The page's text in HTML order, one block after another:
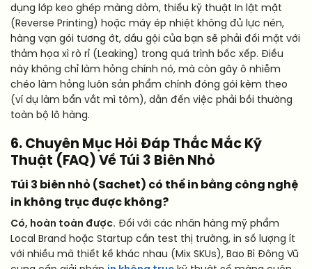
dụng lớp keo ghép màng dỏm, thiếu kỹ thuật In lật mặt
(Reverse Printing) hoặc máy ép nhiệt không đủ lực nén,
hàng vạn gói tương ớt, dầu gội của bạn sẽ phải đối mặt với
thảm họa xì rò rỉ (Leaking) trong quá trình bốc xếp. Điều
này không chỉ làm hỏng chính nó, mà còn gây ô nhiễm
chéo làm hỏng luôn sản phẩm chính đóng gói kèm theo
(ví dụ làm bẩn vắt mì tôm), dẫn đến việc phải bồi thường
toàn bộ lô hàng.
6. Chuyên Mục Hỏi Đáp Thắc Mắc Kỹ
Thuật (FAQ) Về Túi 3 Biên Nhỏ
Túi 3 biên nhỏ (Sachet) có thể in bằng công nghệ
in không trục được không?
Có, hoàn toàn được. Đối với các nhãn hàng mỹ phẩm
Local Brand hoặc Startup cần test thị trường, in số lượng ít
với nhiều mã thiết kế khác nhau (Mix SKUs), Bao Bì Đông Vũ